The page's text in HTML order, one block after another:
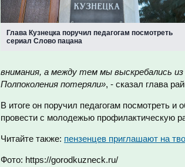
Глава Кузнецка поручил педагогам посмотреть
сериал Слово пацана
внимания, а между тем мы выскребались
Полпоколения потеряли», - сказал глава
В итоге он поручил педагогам посмотреть
провести с молодежью профилактическую
Читайте также: пензенцев приглашают на
Фото: https://gorodkuzneck.ru/